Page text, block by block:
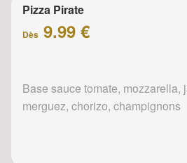
Pizza Pirate
Dès 9.99 €
Base sauce tomate, mozzarella,
merguez, chorizo, champignons